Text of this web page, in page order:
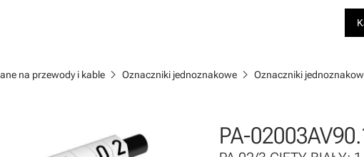
na przewody i kable chevron_right Oznaczniki jednoznakowe chevron_right Oznaczniki
PA-